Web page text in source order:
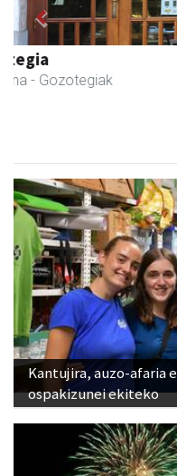
Amane
Amasa-Villabona
Previous
Kantujira, auzo-afaria
ospakizunei ekiteko